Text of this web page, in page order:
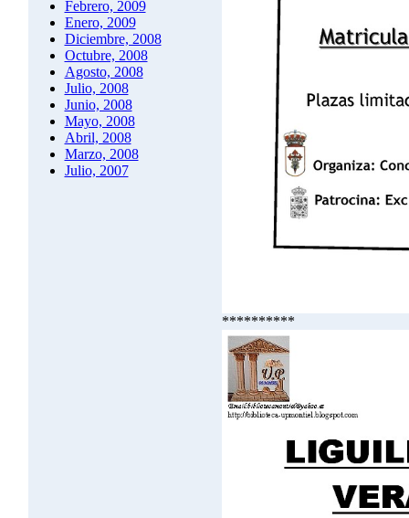
Febrero, 2009
Enero, 2009
Diciembre, 2008
Octubre, 2008
Agosto, 2008
Julio, 2008
Junio, 2008
Mayo, 2008
Abril, 2008
Marzo, 2008
Julio, 2007
**********